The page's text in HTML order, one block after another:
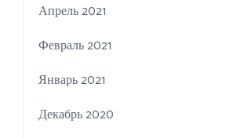
Апрель 2021
Февраль 2021
Январь 2021
Декабрь 2020